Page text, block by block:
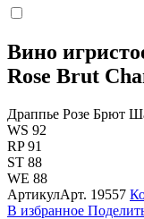
Вино
Rose Brut
Драппье Розе Брют
WS 92
RP 91
ST 88
WE 88
АртикулАрт. 19557
В избранное